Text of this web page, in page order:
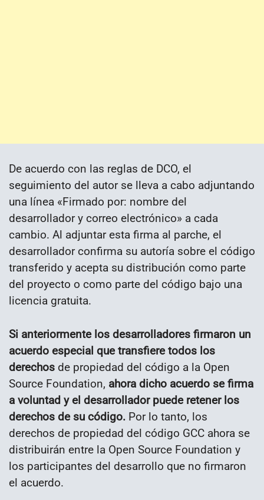
De acuerdo con las reglas de DCO, el
seguimiento del autor se lleva a cabo adjuntando
una línea «Firmado por: nombre del
desarrollador y correo electrónico» a cada
cambio. Al adjuntar esta firma al parche, el
desarrollador confirma su autoría sobre el código
transferido y acepta su distribución como parte
del proyecto o como parte del código bajo una
licencia gratuita.
Si anteriormente los desarrolladores firmaron un
acuerdo especial que transfiere todos los
derechos de propiedad del código a la Open
Source Foundation, ahora dicho acuerdo se firma
a voluntad y el desarrollador puede retener los
derechos de su código. Por lo tanto, los
derechos de propiedad del código GCC ahora se
distribuirán entre la Open Source Foundation y
los participantes del desarrollo que no firmaron
el acuerdo.